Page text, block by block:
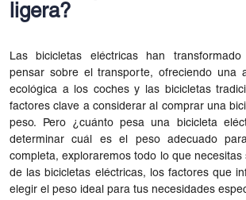
ligera?
Las bicicletas eléctricas han
pensar sobre el transporte, ofreciendo una
ecológica a los coches y las bicicletas
factores clave a considerar al comprar una
peso. Pero ¿cuánto pesa una bicicleta
determinar cuál es el peso adecuado
completa, exploraremos todo lo que
de las bicicletas eléctricas, los factores que
elegir el peso ideal para tus necesidades